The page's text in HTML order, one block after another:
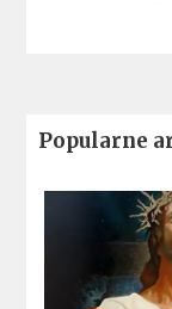
Popularne